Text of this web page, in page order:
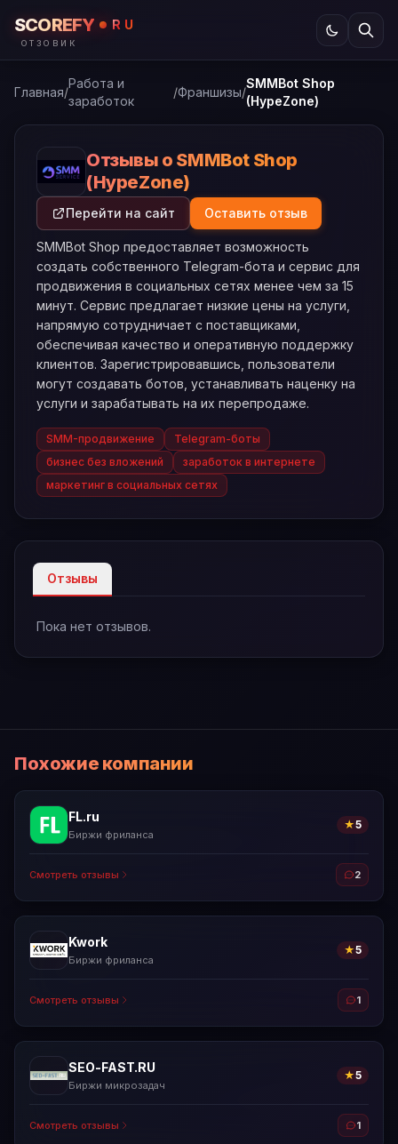
SCOREFY RU
ОТЗОВИК
Главная/
Работа и
заработок
/Франшизы/
SMMBot Shop
(HypeZone)
Отзывы о SMMBot Shop
(HypeZone)
Перейти на сайт Оставить отзыв
SMMBot Shop предоставляет возможность
создать собственного Telegram-бота и сервис для
продвижения в социальных сетях менее чем за 15
минут. Сервис предлагает низкие цены на услуги,
напрямую сотрудничает с поставщиками,
обеспечивая качество и оперативную поддержку
клиентов. Зарегистрировавшись, пользователи
могут создавать ботов, устанавливать наценку на
услуги и зарабатывать на их перепродаже.
SMM-продвижение
Telegram-боты
бизнес без вложений
заработок в интернете
маркетинг в социальных сетях
Отзывы
Пока нет отзывов.
Похожие компании
FL.ru
Биржи фриланса
★5
Смотреть отзывы 2
Kwork
Биржи фриланса
★5
Смотреть отзывы 1
SEO-FAST.RU
Биржи микрозадач
★5
Смотреть отзывы 1